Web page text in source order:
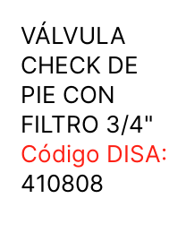
VÁLVULA
CHECK DE
PIE CON
FILTRO 3/4"
Código DISA:
410808